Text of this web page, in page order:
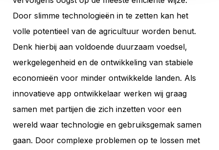
Door slimme technologieën in te zetten kan het
volle potentieel van de agricultuur worden benut.
Denk hierbij aan voldoende duurzaam voedsel,
werkgelegenheid en de ontwikkeling van stabiele
economieën voor minder ontwikkelde landen. Als
innovatieve app ontwikkelaar werken wij graag
samen met partijen die zich inzetten voor een
wereld waar technologie en gebruiksgemak samen
gaan. Door complexe problemen op te lossen met